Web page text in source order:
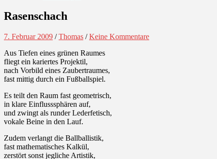
Rasenschach
7. Februar 2009 /Thomas /Keine Kommentare
Aus Tiefen eines grünen Raumes
fliegt ein kariertes Projektil,
nach Vorbild eines Zaubertraumes,
fast mittig durch ein Fußballspiel.
Es teilt den Raum fast geometrisch,
in klare Einflusssphären auf,
und zwingt als runder Lederfetisch,
vokale Beine in den Lauf.
Zudem verlangt die Ballballistik,
fast mathematisches Kalkül,
zerstört sonst jegliche Artistik,